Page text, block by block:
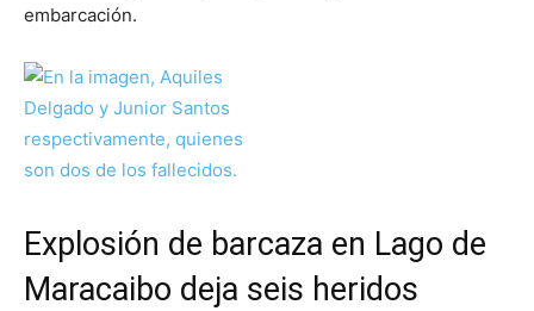
embarcación.
Explosión de barcaza en Lago de
Maracaibo deja seis heridos